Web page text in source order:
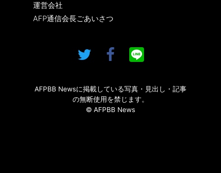
運営会社
AFP通信会長ごあいさつ
AFPBB Newsに掲載している写真・見出し・記事
の無断使用を禁じます。
© AFPBB News